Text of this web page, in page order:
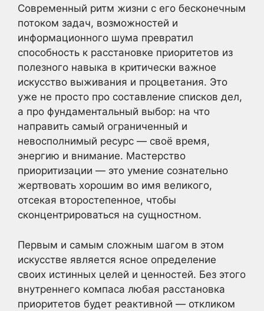
Современный ритм жизни с его бесконечным
потоком задач, возможностей и
информационного шума превратил
способность к расстановке приоритетов из
полезного навыка в критически важное
искусство выживания и процветания. Это
уже не просто про составление списков дел,
а про фундаментальный выбор: на что
направить самый ограниченный и
невосполнимый ресурс — своё время,
энергию и внимание. Мастерство
приоритизации — это умение сознательно
жертвовать хорошим во имя великого,
отсекая второстепенное, чтобы
сконцентрироваться на сущностном.
Первым и самым сложным шагом в этом
искусстве является ясное определение
своих истинных целей и ценностей. Без этого
внутреннего компаса любая расстановка
приоритетов будет реактивной — откликом